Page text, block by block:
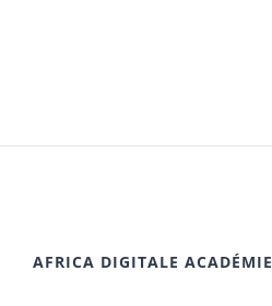
AFRICA DIGITALE ACADÉMIE